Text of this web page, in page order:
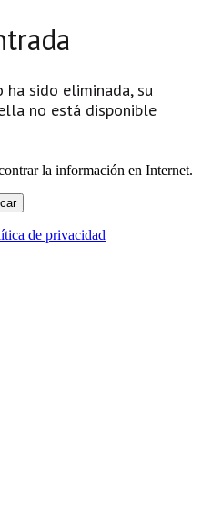
ha sido eliminada, su
no está disponible
la información en Internet.
de privacidad